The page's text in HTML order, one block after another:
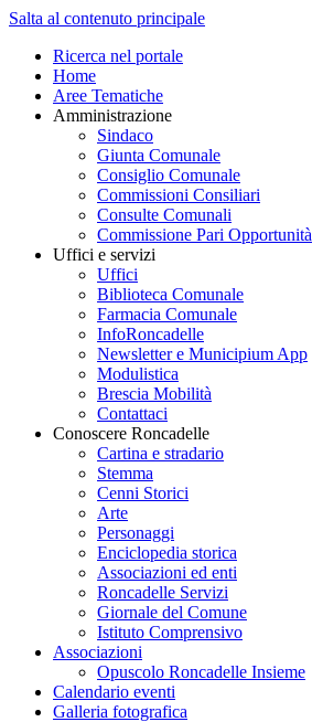
Salta al contenuto principale
Ricerca nel portale
Home
Aree Tematiche
Amministrazione
Sindaco
Giunta Comunale
Consiglio Comunale
Commissioni Consiliari
Consulte Comunali
Commissione Pari Opportunità
Uffici e servizi
Uffici
Biblioteca Comunale
Farmacia Comunale
InfoRoncadelle
Newsletter e Municipium App
Modulistica
Brescia Mobilità
Contattaci
Conoscere Roncadelle
Cartina e stradario
Stemma
Cenni Storici
Arte
Personaggi
Enciclopedia storica
Associazioni ed enti
Roncadelle Servizi
Giornale del Comune
Istituto Comprensivo
Associazioni
Opuscolo Roncadelle Insieme
Calendario eventi
Galleria fotografica